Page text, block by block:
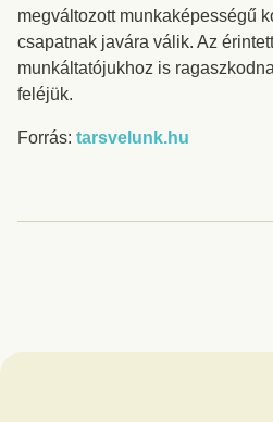
megváltozott munkaképességű
csapatnak javára válik. Az
munkáltatójukhoz is
feléjük.
Forrás: tarsvelunk.hu